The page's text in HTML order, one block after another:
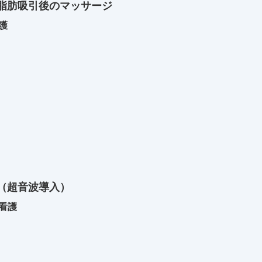
肪吸引後のマッサージ
音波導入）
護